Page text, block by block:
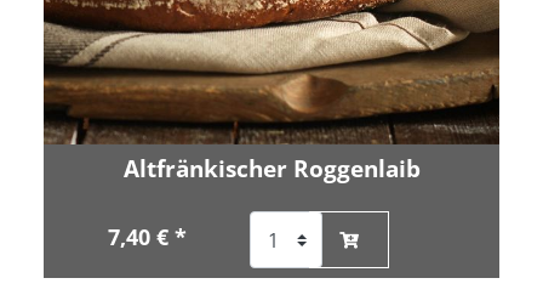
Altfränkischer Roggenlaib
7,40 € *